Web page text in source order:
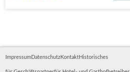
Impressum Datenschutz Kontakt Historisches